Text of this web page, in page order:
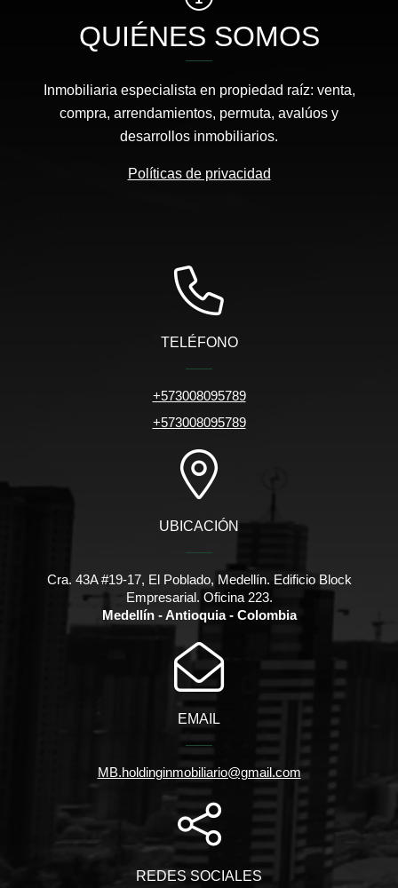
QUIÉNES SOMOS
Inmobiliaria especialista en propiedad raíz: venta,
compra, arrendamientos, permuta, avalúos y
desarrollos inmobiliarios.
Políticas de privacidad
TELÉFONO
+573008095789
+573008095789
UBICACIÓN
Cra. 43A #19-17, El Poblado, Medellín. Edificio Block
Empresarial. Oficina 223.
Medellín - Antioquia - Colombia
EMAIL
MB.holdinginmobiliario@gmail.com
REDES SOCIALES